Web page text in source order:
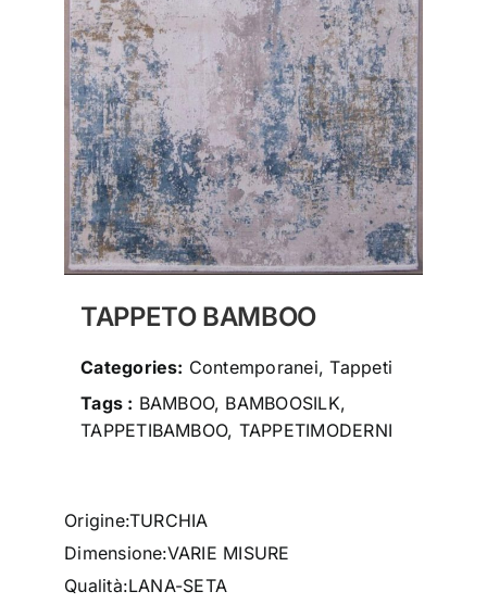
contatti
storia
TAPPETO BAMBOO
Categories: Contemporanei, Tappeti
Tags : BAMBOO, BAMBOOSILK,
TAPPETIBAMBOO, TAPPETIMODERNI
Origine:TURCHIA
Dimensione:VARIE MISURE
Qualità:LANA-SETA